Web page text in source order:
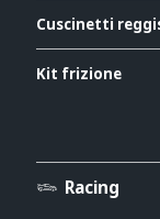
Cuscinetti
Kit frizione
Racing